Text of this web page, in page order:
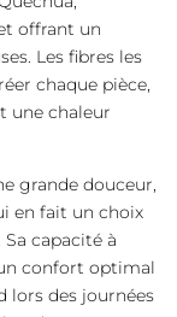
offrant un
Les fibres les
chaque pièce,
une chaleur
grande douceur,
en fait un choix
capacité à
confort optimal
lors des journées